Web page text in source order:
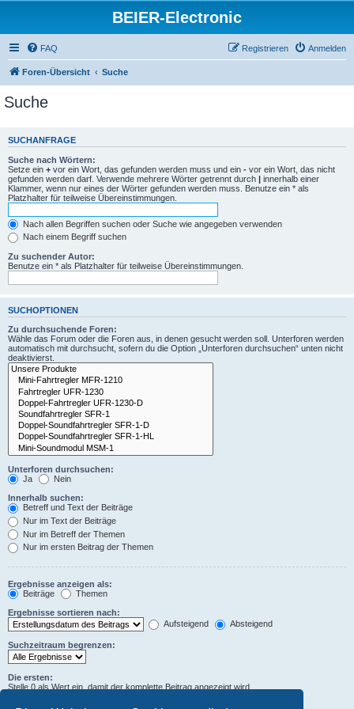
BEIER-Electronic
FAQ Anmelden
Registrieren
Foren-Übersicht Suche
Suche
SUCHANFRAGE
Suche nach Wörtern:
Setze ein + vor ein Wort, das gefunden werden muss und ein - vor ein Wort, das nicht
gefunden werden darf. Verwende mehrere Wörter getrennt durch | innerhalb einer
Klammer, wenn nur eines der Wörter gefunden werden muss. Benutze ein * als
Platzhalter für teilweise Übereinstimmungen.
Nach allen Begriffen suchen oder Suche wie angegeben verwenden
Nach einem Begriff suchen
Zu suchender Autor:
Benutze ein * als Platzhalter für teilweise Übereinstimmungen.
SUCHOPTIONEN
Zu durchsuchende Foren:
Wähle das Forum oder die Foren aus, in denen gesucht werden soll. Unterforen werden
automatisch mit durchsucht, sofern du die Option „Unterforen durchsuchen“ unten nicht
deaktivierst.
Unterforen durchsuchen:
Ja
Nein
Innerhalb suchen:
Betreff und Text der Beiträge
Nur im Text der Beiträge
Nur im Betreff der Themen
Nur im ersten Beitrag der Themen
Ergebnisse anzeigen als:
Beiträge
Themen
Ergebnisse sortieren nach:
Aufsteigend
Absteigend
Suchzeitraum begrenzen:
Die ersten:
Stelle 0 als Wert ein, damit der komplette Beitrag angezeigt wird.